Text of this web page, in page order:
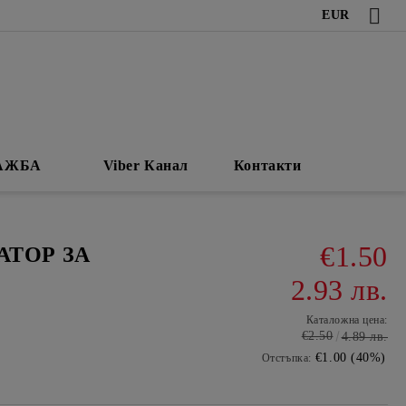
EUR
Viber Канал Контакти
ЗА
€1.50
2.93 лв.
Каталожна цена:
€2.50 4.89 лв.
Отстъпка: €1.00 (40%)